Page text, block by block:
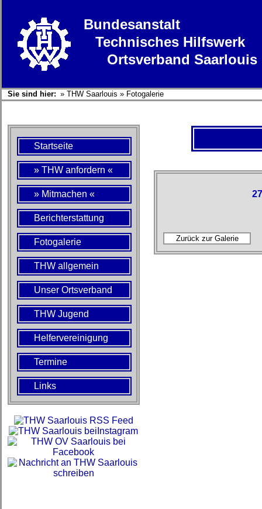
Bundesanstalt
Technisches Hilfswerk
Ortsverband Saarlouis
Sie sind hier: » THW Saarlouis » Fotogalerie
Startseite
» THW anfordern «
» Mitmachen «
Berichterstattung
Fotogalerie
THW allgemein
Unser Ortsverband
THW Jugend
Helfervereinigung
Termine
Links